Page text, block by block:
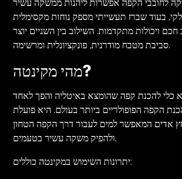
לחובבי הקפה אפשרות ליהנות ממשקה עשיר
בעוד שברז תעשייתי מספק נוחות מקסימלית
ויכולות מתקדמות. השילוב בין השניים יוצר
סביבת מטבח מודרנית, פונקציונלית ומרשימה.
מהי מקינטה?
כלי להכנת קפה שהומצא באיטליה והפך לאחד
הקפה הפופולריים ביותר בעולם. היא פועלת
אדים המאפשר למים לעבור דרך הקפה הטחון
ולהפיק משקה עשיר בטעמים.
יתרונות השימוש במקינטה כוללים: